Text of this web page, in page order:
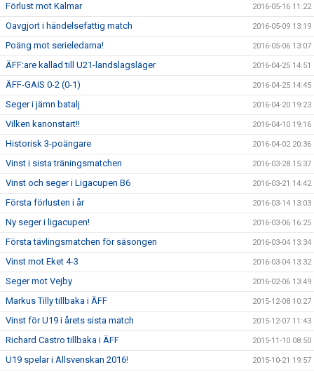
Förlust mot Kalmar 2016-05-16 11:22
Oavgjort i händelsefattig match 2016-05-09 13:19
Poäng mot serieledarna! 2016-05-06 13:07
ÄFF:are kallad till U21-landslagsläger 2016-04-25 14:51
ÄFF-GAIS 0-2 (0-1) 2016-04-25 14:45
Seger i jämn batalj 2016-04-20 19:23
Vilken kanonstart!! 2016-04-10 19:16
Historisk 3-poängare 2016-04-02 20:36
Vinst i sista träningsmatchen 2016-03-28 15:37
Vinst och seger i Ligacupen B6 2016-03-21 14:42
Första förlusten i år 2016-03-14 13:03
Ny seger i ligacupen! 2016-03-06 16:25
Första tävlingsmatchen för säsongen 2016-03-04 13:34
Vinst mot Eket 4-3 2016-03-04 13:32
Seger mot Vejby 2016-02-06 13:49
Markus Tilly tillbaka i ÄFF 2015-12-08 10:27
Vinst för U19 i årets sista match 2015-12-07 11:43
Richard Castro tillbaka i ÄFF 2015-11-10 08:50
U19 spelar i Allsvenskan 2016! 2015-10-21 19:57